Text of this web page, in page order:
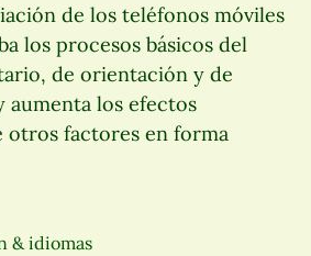
de los teléfonos móviles
los procesos básicos del
de orientación y de
aumenta los efectos
otros factores en forma
& idiomas